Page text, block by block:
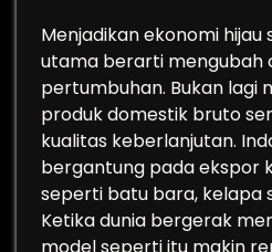
Menjadikan ekonomi
utama berarti mengubah
pertumbuhan. Bukan lagi
produk domestik bruto
kualitas keberlanjutan.
bergantung pada ekspor
seperti batu bara, kelapa
Ketika dunia bergerak